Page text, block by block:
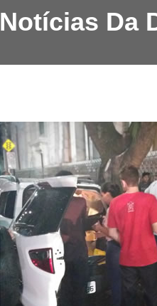
Notícias Da